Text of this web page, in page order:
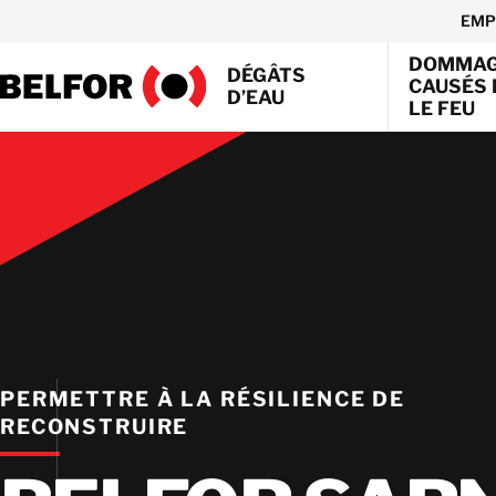
content
DÉGÂTS
D’EAU
CAUSÉS
LE FEU
PERMETTRE À LA RÉSILIENCE DE
RECONSTRUIRE